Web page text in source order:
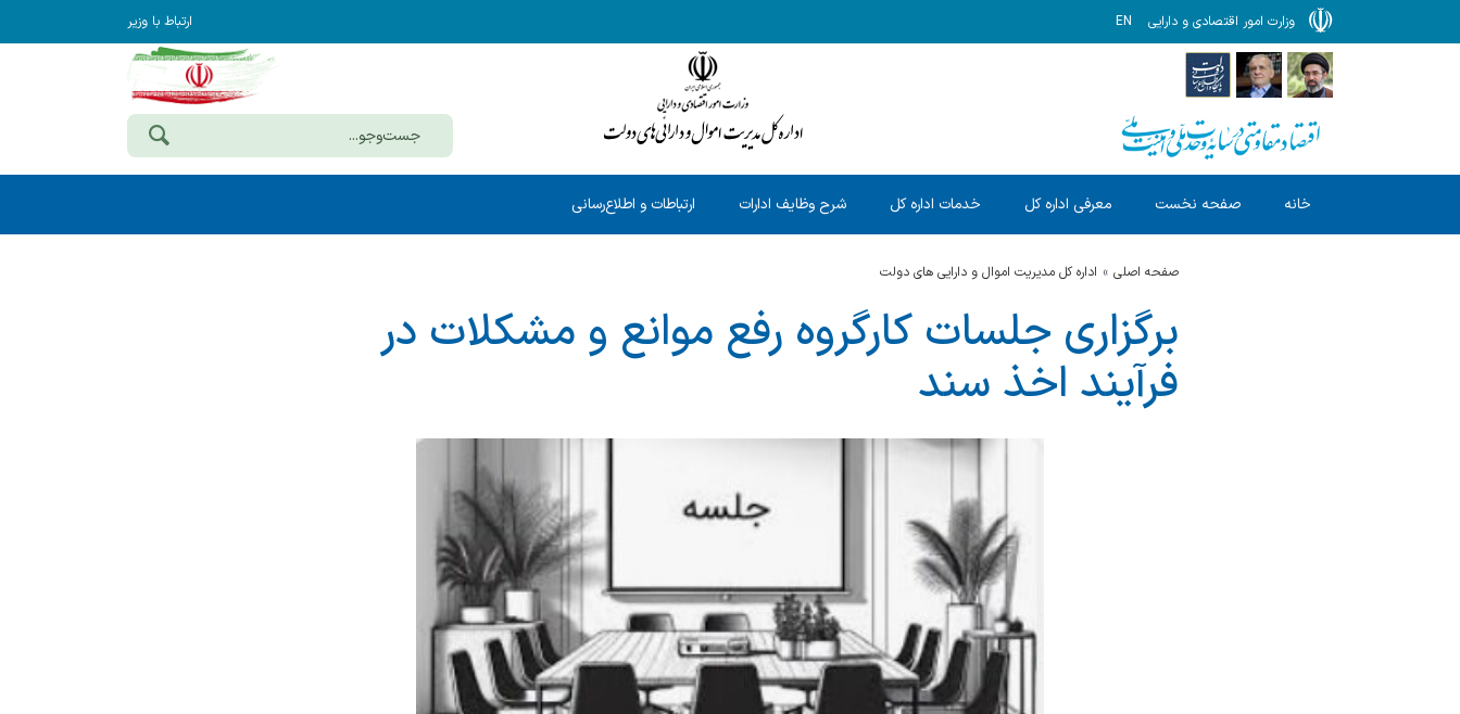
وزارت امور اقتصادی و دارایی EN ارتباط با وزیر
خانه صفحه نخست معرفی اداره کل خدمات اداره کل شرح وظایف ادارات ارتباطات و اطلاع‌رسانی
صفحه اصلی اداره کل مدیریت اموال و دارایی های دولت
برگزاری جلسات کارگروه رفع موانع و مشکلات در
فرآیند اخذ سند